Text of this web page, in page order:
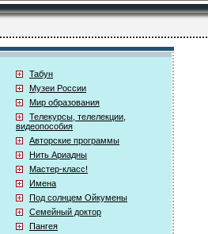
Табун
Музеи России
Мир образования
Телекурсы, телелекции,
видеопособия
Авторские программы
Нить Ариадны
Мастер-класс!
Имена
Под солнцем Ойкумены
Семейный доктор
Пангея